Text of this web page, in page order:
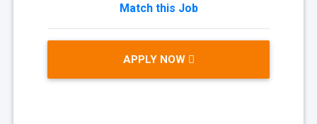
Match this Job
APPLY NOW